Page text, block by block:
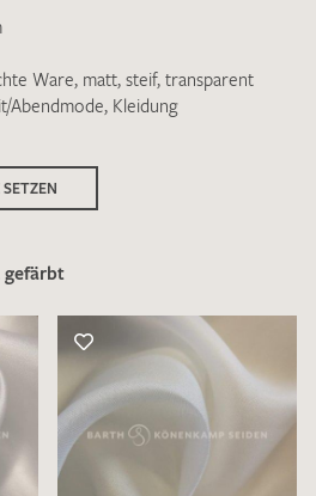
dass meine angegebenen Daten
SENDEN
Ware, matt, steif, transparent
Abendmode, Kleidung
gefärbt